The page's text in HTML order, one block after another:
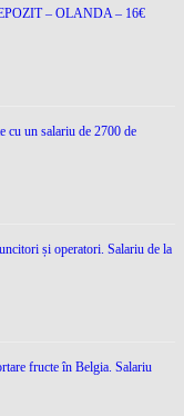
– OLANDA – 16€
cu un salariu de 2700 de
și operatori. Salariu de la
fructe în Belgia. Salariu